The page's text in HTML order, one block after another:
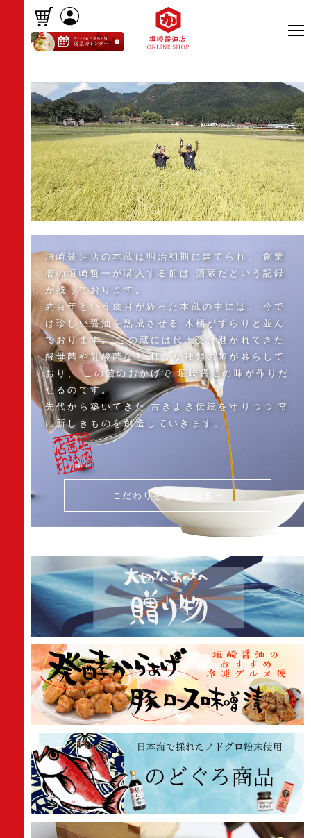
垣崎醤油店の本蔵は明治初期に建てられ、
創業
者の垣崎哲一が購入する前は
酒蔵だという記録
が残っております。
約百年という歳月が経った本蔵の中には、
今で
は珍しい醤油を熟成させる
木桶がずらりと並ん
でおります。この蔵には代々受け継がれてきた
酵母菌や乳酸菌など様々な種類の菌が暮らして
おり、 この菌のおかげで垣崎醤油の味が作りだ
せるのです。
先代から築いてきた古きよき伝統を守りつつ
常
に新しきものを創造していきます。
こだわりをもっと見る +